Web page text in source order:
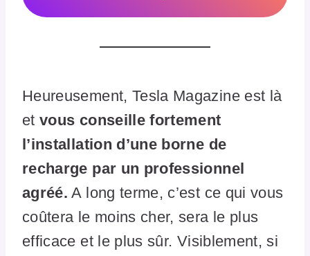
Heureusement, Tesla Magazine est là
etvous conseille fortement
l’installation d’une borne de
recharge par un professionnel
agréé. A long terme, c’est ce qui vous
coûtera le moins cher, sera le plus
efficace et le plus sûr. Visiblement, si